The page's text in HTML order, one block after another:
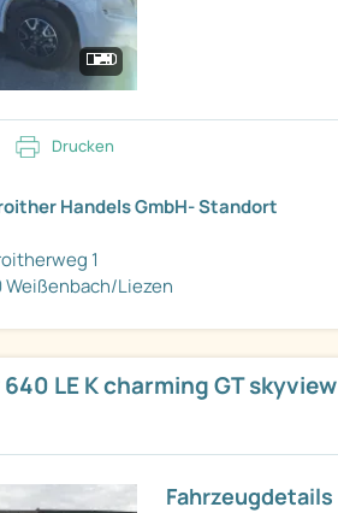
Drucken
Handels GmbH- Standort
1
Weißenbach/Liezen
LE K charming GT skyview
Fahrzeugdetails